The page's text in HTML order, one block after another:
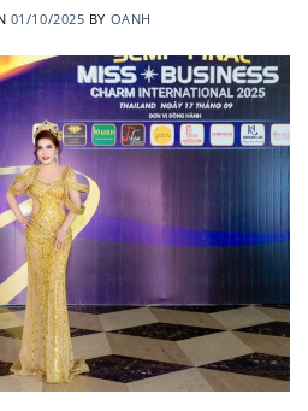
01/10/2025 BY OANH